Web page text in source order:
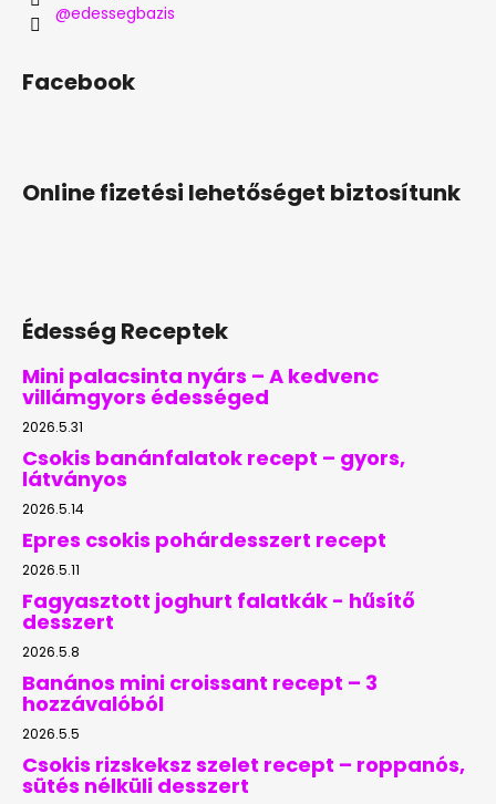
@edessegbazis
Facebook
Online fizetési lehetőséget biztosítunk
Édesség Receptek
Mini palacsinta nyárs – A kedvenc
villámgyors édességed
2026.5.31
Csokis banánfalatok recept – gyors,
látványos
2026.5.14
Epres csokis pohárdesszert recept
2026.5.11
Fagyasztott joghurt falatkák - hűsítő
desszert
2026.5.8
Banános mini croissant recept – 3
hozzávalóból
2026.5.5
Csokis rizskeksz szelet recept – roppanós,
sütés nélküli desszert